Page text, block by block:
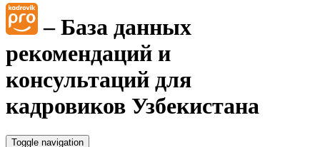
– База данных
рекомендаций и
консультаций для
кадровиков Узбекистана
Toggle navigation